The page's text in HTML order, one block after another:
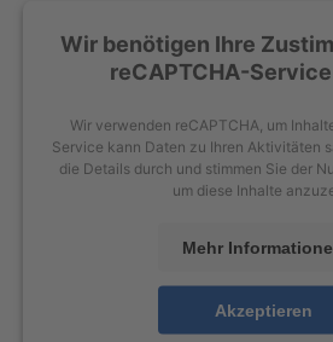
Wir benötigen Ihre
reCAPTCHA-
Wir verwenden reCAPTCHA, um
Service kann Daten zu Ihren Aktivitäten
die Details durch und stimmen Sie der
um diese Inhalte
Mehr
Akzeptieren